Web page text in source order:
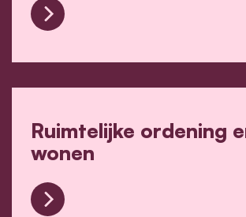
Sociaal beleid en
Ruimtelijke ordening
wonen
Ruimtelijke ordening en wonen